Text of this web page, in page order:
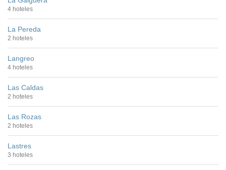
4 hoteles
La Pereda
2 hoteles
Langreo
4 hoteles
Las Caldas
2 hoteles
Las Rozas
2 hoteles
Lastres
3 hoteles